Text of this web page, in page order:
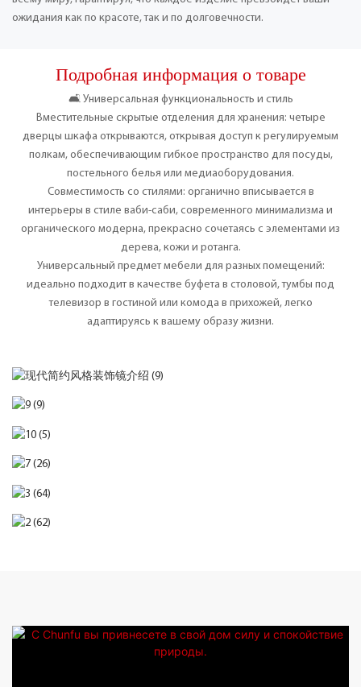
ожидания как по красоте, так и по долговечности.
Подробная информация о товаре
🛋️ Универсальная функциональность и стиль
Вместительные скрытые отделения для хранения: четыре
дверцы шкафа открываются, открывая доступ к регулируемым
полкам, обеспечивающим гибкое пространство для посуды,
постельного белья или медиаоборудования.
Совместимость со стилями: органично вписывается в
интерьеры в стиле ваби-саби, современного минимализма и
органического модерна, прекрасно сочетаясь с элементами из
дерева, кожи и ротанга.
Универсальный предмет мебели для разных помещений:
идеально подходит в качестве буфета в столовой, тумбы под
телевизор в гостиной или комода в прихожей, легко
адаптируясь к вашему образу жизни.